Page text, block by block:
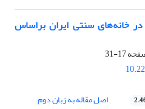
خانه‌های سنتی ایران بر‌‌اساس
17-31
اصل مقاله به زبان دوم